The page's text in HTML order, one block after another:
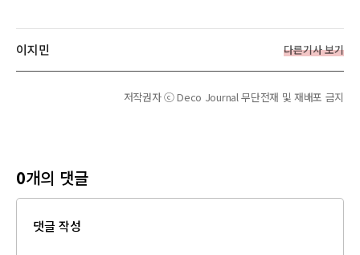
이지민 다른기사 보기
저작권자 ⓒ Deco Journal 무단전재 및 재배포 금지
0개의 댓글
댓글 작성